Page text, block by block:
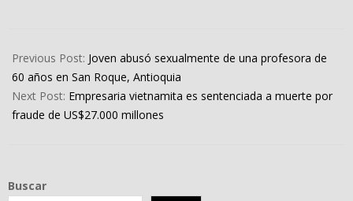
04-
11
Previous Post: Joven abusó sexualmente de una profesora de
60 años en San Roque, Antioquia
Next Post: Empresaria vietnamita es sentenciada a muerte por
fraude de US$27.000 millones
Buscar